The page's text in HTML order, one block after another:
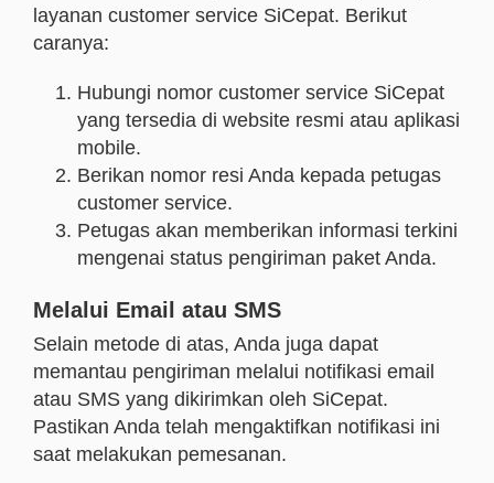
layanan customer service SiCepat. Berikut
caranya:
Hubungi nomor customer service SiCepat
yang tersedia di website resmi atau aplikasi
mobile.
Berikan nomor resi Anda kepada petugas
customer service.
Petugas akan memberikan informasi terkini
mengenai status pengiriman paket Anda.
Melalui Email atau SMS
Selain metode di atas, Anda juga dapat
memantau pengiriman melalui notifikasi email
atau SMS yang dikirimkan oleh SiCepat.
Pastikan Anda telah mengaktifkan notifikasi ini
saat melakukan pemesanan.